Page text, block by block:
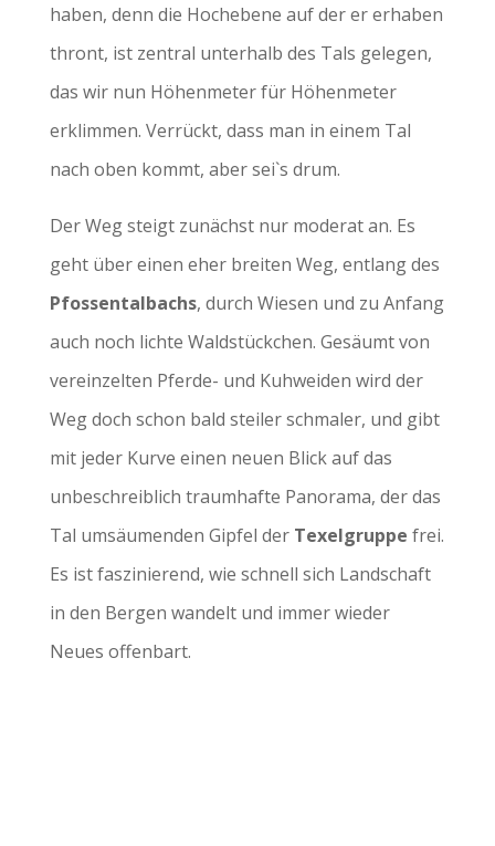
haben, denn die Hochebene auf der er erhaben
thront, ist zentral unterhalb des Tals gelegen,
das wir nun Höhenmeter für Höhenmeter
erklimmen. Verrückt, dass man in einem Tal
nach oben kommt, aber sei`s drum.
Der Weg steigt zunächst nur moderat an. Es
geht über einen eher breiten Weg, entlang des
Pfossentalbachs, durch Wiesen und zu Anfang
auch noch lichte Waldstückchen. Gesäumt von
vereinzelten Pferde- und Kuhweiden wird der
Weg doch schon bald steiler schmaler, und gibt
mit jeder Kurve einen neuen Blick auf das
unbeschreiblich traumhafte Panorama, der das
Tal umsäumenden Gipfel der Texelgruppe frei.
Es ist faszinierend, wie schnell sich Landschaft
in den Bergen wandelt und immer wieder
Neues offenbart.